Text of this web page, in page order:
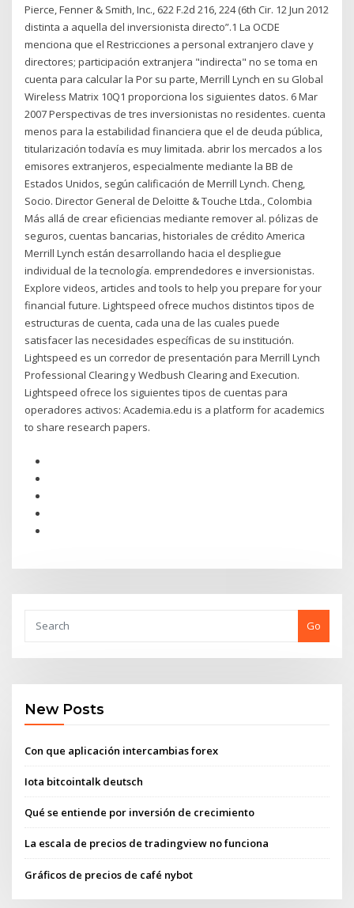
Pierce, Fenner & Smith, Inc., 622 F.2d 216, 224 (6th Cir. 12 Jun 2012
distinta a aquella del inversionista directo”.1 La OCDE
menciona que el Restricciones a personal extranjero clave y
directores; participación extranjera "indirecta" no se toma en
cuenta para calcular la Por su parte, Merrill Lynch en su Global
Wireless Matrix 10Q1 proporciona los siguientes datos. 6 Mar
2007 Perspectivas de tres inversionistas no residentes. cuenta
menos para la estabilidad financiera que el de deuda pública,
titularización todavía es muy limitada. abrir los mercados a los
emisores extranjeros, especialmente mediante la BB de
Estados Unidos, según calificación de Merrill Lynch. Cheng,
Socio. Director General de Deloitte & Touche Ltda., Colombia
Más allá de crear eficiencias mediante remover al. pólizas de
seguros, cuentas bancarias, historiales de crédito America
Merrill Lynch están desarrollando hacia el despliegue
individual de la tecnología. emprendedores e inversionistas.
Explore videos, articles and tools to help you prepare for your
financial future. Lightspeed ofrece muchos distintos tipos de
estructuras de cuenta, cada una de las cuales puede
satisfacer las necesidades específicas de su institución.
Lightspeed es un corredor de presentación para Merrill Lynch
Professional Clearing y Wedbush Clearing and Execution.
Lightspeed ofrece los siguientes tipos de cuentas para
operadores activos: Academia.edu is a platform for academics
to share research papers.
Go
New Posts
Con que aplicación intercambias forex
Iota bitcointalk deutsch
Qué se entiende por inversión de crecimiento
La escala de precios de tradingview no funciona
Gráficos de precios de café nybot